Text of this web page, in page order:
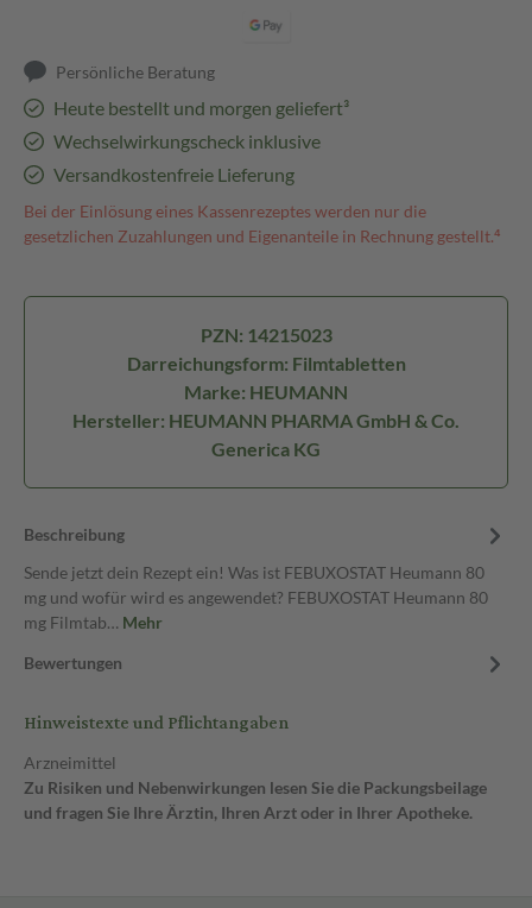
Persönliche Beratung
Heute bestellt und morgen geliefert³
Wechselwirkungscheck inklusive
Versandkostenfreie Lieferung
Bei der Einlösung eines Kassenrezeptes werden nur die
gesetzlichen Zuzahlungen und Eigenanteile in Rechnung gestellt.⁴
PZN: 14215023
Darreichungsform: Filmtabletten
Marke: HEUMANN
Hersteller: HEUMANN PHARMA GmbH & Co.
Generica KG
Beschreibung
Sende jetzt dein Rezept ein! Was ist FEBUXOSTAT Heumann 80
mg und wofür wird es angewendet? FEBUXOSTAT Heumann 80
mg Filmtab… Mehr
Bewertungen
Hinweistexte und Pflichtangaben
Arzneimittel
Zu Risiken und Nebenwirkungen lesen Sie die Packungsbeilage
und fragen Sie Ihre Ärztin, Ihren Arzt oder in Ihrer Apotheke.